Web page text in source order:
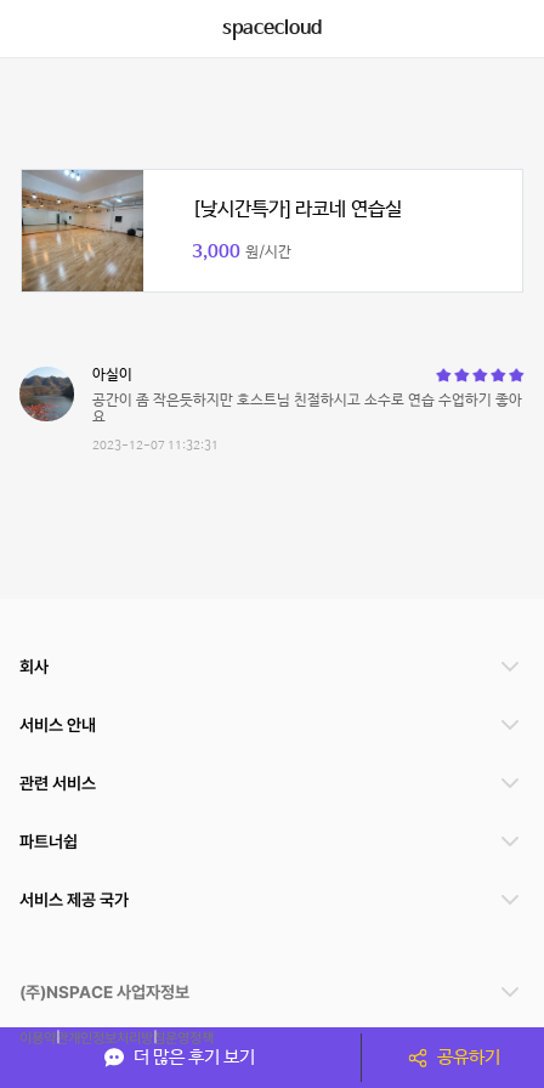
spacecloud
[낮시간특가] 라코네 연습실
3,000 원/시간
아실이
공간이 좀 작은듯하지만 호스트님 친절하시고 소수로 연습 수업하기 좋아
요
2023-12-07 11:32:31
더 많은 후기 보기 공유하기
회사
서비스 안내
관련 서비스
파트너쉽
서비스 제공 국가
(주)NSPACE 사업자정보
이용약관개인정보처리방침운영정책
스페이스클라우드는 통신판매중개자이며 통신판매의 당사자가 아닙니다. 따라서 스페이스클